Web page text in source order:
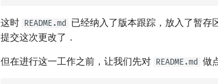
这时 README.md 已经纳入了版本跟踪，放入了暂存
提交这次更改了．
但在进行这一工作之前，让我们先对 README.md 做